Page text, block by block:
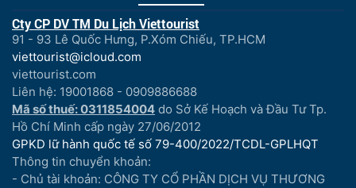
Cty CP DV TM Du Lịch Viettourist
91 - 93 Lê Quốc Hưng, P.Xóm Chiếu, TP.HCM
viettourist@icloud.com
viettourist.com
Liên hệ: 19001868 - 0909886688
Mã số thuế: 0311854004 do Sở Kế Hoạch và Đầu Tư Tp.
Hồ Chí Minh cấp ngày 27/06/2012
GPKD lữ hành quốc tế số 79-400/2022/TCDL-GPLHQT
Thông tin chuyển khoản:
- Chủ tài khoản: CÔNG TY CỔ PHẦN DỊCH VỤ THƯƠNG